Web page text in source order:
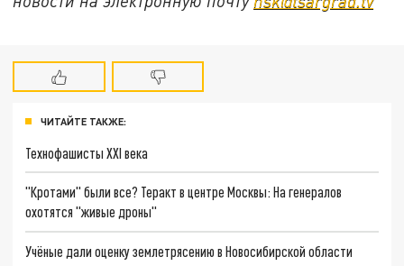
ЧИТАЙТЕ ТАКЖЕ:
Технофашисты XXI века
"Кротами" были все? Теракт в центре Москвы: На генералов
охотятся "живые дроны"
Учёные дали оценку землетрясению в Новосибирской области